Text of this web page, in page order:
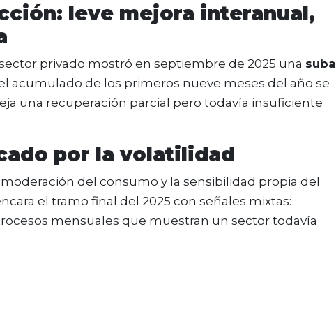
leve mejora interanual,
privado mostró en septiembre de 2025 una suba
acumulado de los primeros nueve meses del año se
una recuperación parcial pero todavía insuficiente
por la volatilidad
del consumo y la sensibilidad propia del
el tramo final del 2025 con señales mixtas:
mensuales que muestran un sector todavía